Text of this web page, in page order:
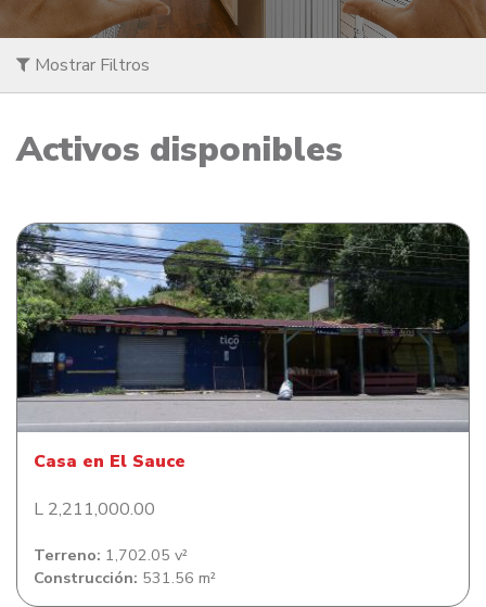
Mostrar Filtros
Activos disponibles
Casa en El Sauce
Casa en El Sauce
L 2,211,000.00
Terreno: 1,702.05 v²
Construcción: 531.56 m²